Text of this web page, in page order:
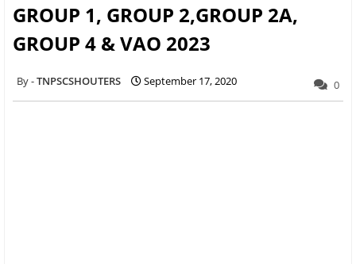
GROUP 1, GROUP 2,GROUP 2A,
GROUP 4 & VAO 2023
TNPSCSHOUTERS September 17, 2020 0